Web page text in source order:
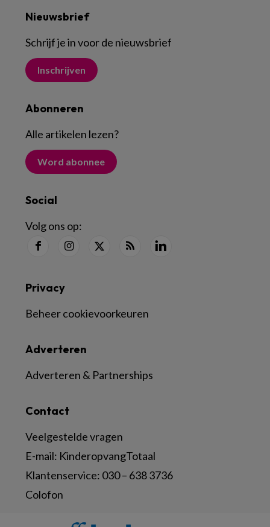
Nieuwsbrief
Schrijf je in voor de nieuwsbrief
Inschrijven
Abonneren
Alle artikelen lezen?
Word abonnee
Social
Volg ons op:
Contact
Veelgestelde vragen
E-mail: KinderopvangTotaal
Klantenservice: 030 – 638 3736
Colofon
Adverteren
Adverteren & Partnerships
Privacy
Beheer cookievoorkeuren